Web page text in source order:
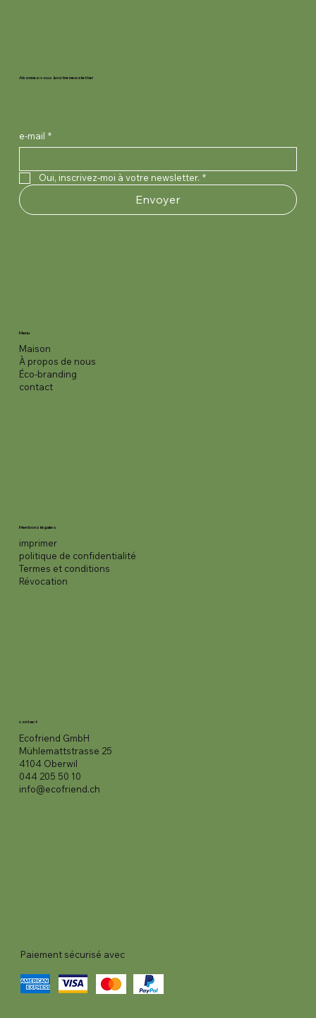
Abonnez-vous à notre newsletter
e-mail *
Oui, inscrivez-moi à votre newsletter. *
Envoyer
Menu
Maison
À propos de nous
Éco-branding
contact
Mentions légales
imprimer
politique de confidentialité
Termes et conditions
Révocation
contact
Ecofriend GmbH
Mühlemattstrasse 25
4104 Oberwil
044 205 50 10
info@ecofriend.ch
Paiement sécurisé avec